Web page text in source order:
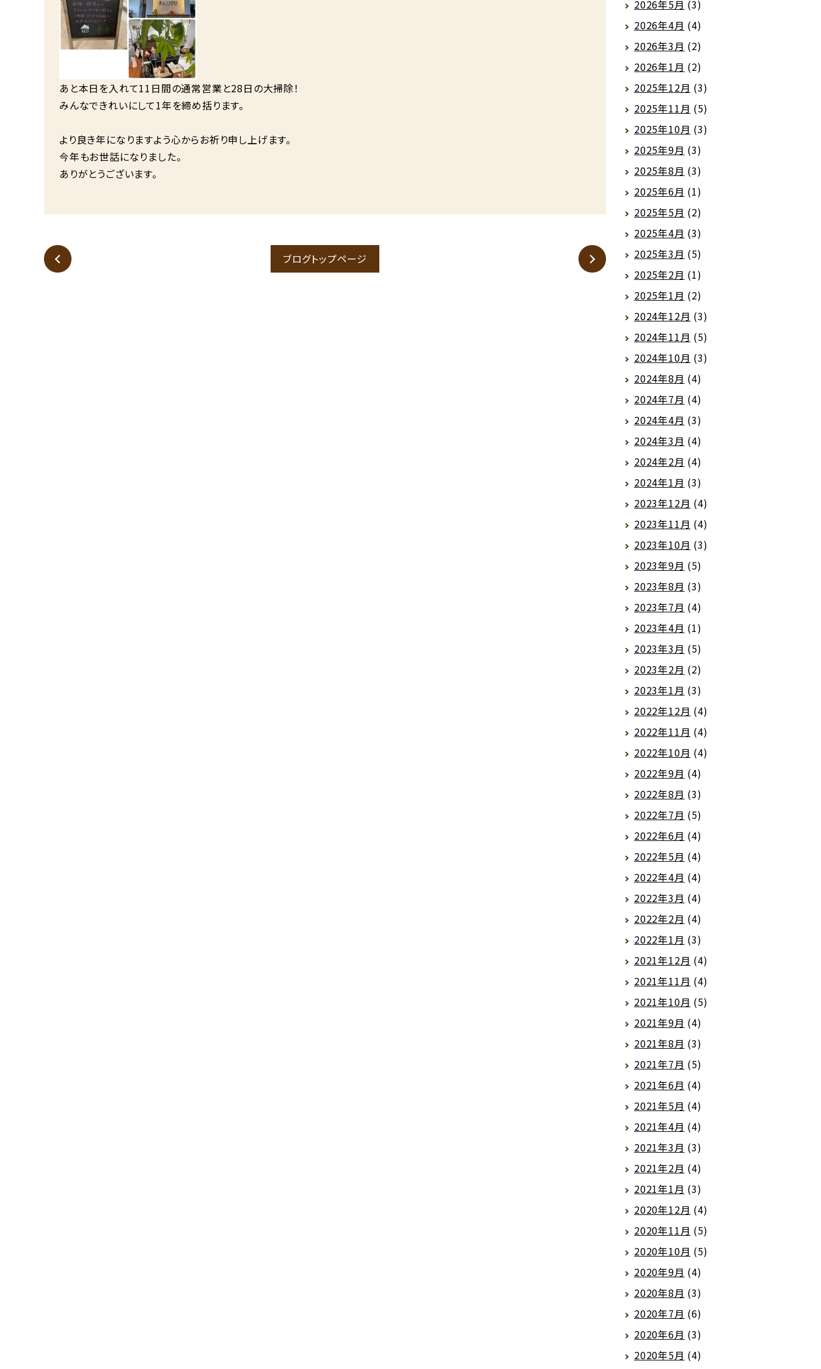
あと本日を入れて11日間の通常営業と28日の大掃除！
みんなできれいにして1年を締め括ります。
より良き年になりますよう心からお祈り申し上げます。
今年もお世話になりました。
ありがとうございます。
ブログトップページ
2026年5月 (3)
2026年4月 (4)
2026年3月 (2)
2026年1月 (2)
2025年12月 (3)
2025年11月 (5)
2025年10月 (3)
2025年9月 (3)
2025年8月 (3)
2025年6月 (1)
2025年5月 (2)
2025年4月 (3)
2025年3月 (5)
2025年2月 (1)
2025年1月 (2)
2024年12月 (3)
2024年11月 (5)
2024年10月 (3)
2024年8月 (4)
2024年7月 (4)
2024年4月 (3)
2024年3月 (4)
2024年2月 (4)
2024年1月 (3)
2023年12月 (4)
2023年11月 (4)
2023年10月 (3)
2023年9月 (5)
2023年8月 (3)
2023年7月 (4)
2023年4月 (1)
2023年3月 (5)
2023年2月 (2)
2023年1月 (3)
2022年12月 (4)
2022年11月 (4)
2022年10月 (4)
2022年9月 (4)
2022年8月 (3)
2022年7月 (5)
2022年6月 (4)
2022年5月 (4)
2022年4月 (4)
2022年3月 (4)
2022年2月 (4)
2022年1月 (3)
2021年12月 (4)
2021年11月 (4)
2021年10月 (5)
2021年9月 (4)
2021年8月 (3)
2021年7月 (5)
2021年6月 (4)
2021年5月 (4)
2021年4月 (4)
2021年3月 (3)
2021年2月 (4)
2021年1月 (3)
2020年12月 (4)
2020年11月 (5)
2020年10月 (5)
2020年9月 (4)
2020年8月 (3)
2020年7月 (6)
2020年6月 (3)
2020年5月 (4)